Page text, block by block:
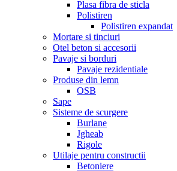
Plasa fibra de sticla
Polistiren
Polistiren expandat
Mortare si tinciuri
Otel beton si accesorii
Pavaje si borduri
Pavaje rezidentiale
Produse din lemn
OSB
Sape
Sisteme de scurgere
Burlane
Jgheab
Rigole
Utilaje pentru constructii
Betoniere